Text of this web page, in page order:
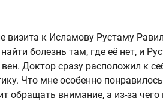
визита к Исламову Рустаму
болезнь там, где её нет, и
Доктор сразу расположил к
Что мне особенно
обращать внимание, а из-за